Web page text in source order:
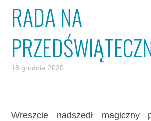
RADA NA
18 grudnia 2020
Wreszcie nadszedł magiczny